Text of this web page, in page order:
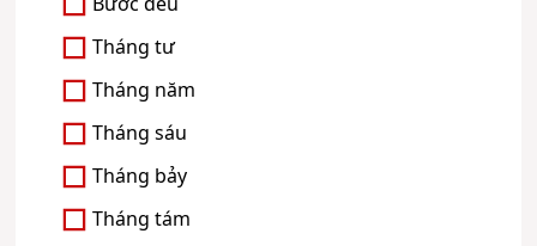
Tháng tư
Tháng năm
Tháng sáu
Tháng bảy
Tháng tám